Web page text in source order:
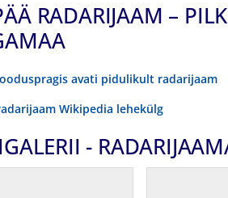
RADARIJAAM –
avati pidulikult radarijaam
Wikipedia lehekülg
-